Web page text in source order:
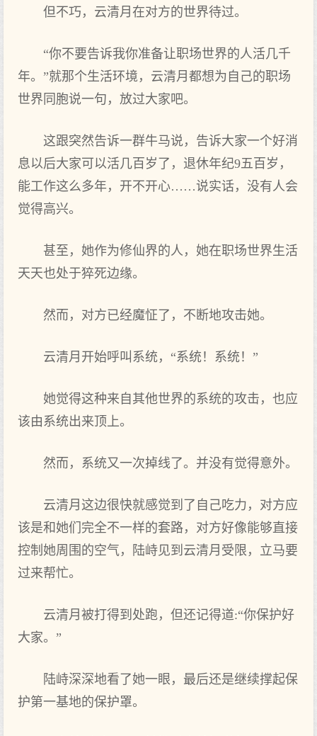
但不巧，云清月在对方的世界待过。
“你不要告诉我你准备让职场世界的人活几千
年。”就那个生活环境，云清月都想为自己的职场
世界同胞说一句，放过大家吧。
这跟突然告诉一群牛马说，告诉大家一个好消
息以后大家可以活几百岁了，退休年纪9五百岁，
能工作这么多年，开不开心……说实话，没有人会
觉得高兴。
甚至，她作为修仙界的人，她在职场世界生活
天天也处于猝死边缘。
然而，对方已经魔怔了，不断地攻击她。
云清月开始呼叫系统，“系统！系统！”
她觉得这种来自其他世界的系统的攻击，也应
该由系统出来顶上。
然而，系统又一次掉线了。并没有觉得意外。
云清月这边很快就感觉到了自己吃力，对方应
该是和她们完全不一样的套路，对方好像能够直接
控制她周围的空气，陆峙见到云清月受限，立马要
过来帮忙。
云清月被打得到处跑，但还记得道:“你保护好
大家。”
陆峙深深地看了她一眼，最后还是继续撑起保
护第一基地的保护罩。